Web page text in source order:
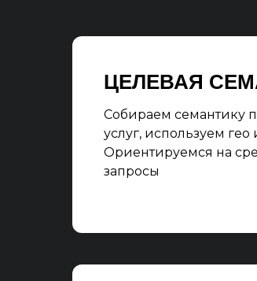
ЦЕЛЕВАЯ
Собираем семантику
услуг, используем
Ориентируемся на
запросы